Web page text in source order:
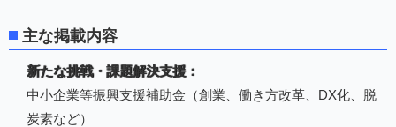
主な掲載内容
新たな挑戦・課題解決支援：
中小企業等振興支援補助金（創業、働き方改革、DX化、脱
炭素など）